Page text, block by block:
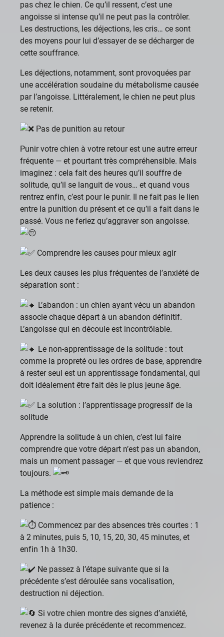
pas chez le chien. Ce qu’il ressent, c’est une
angoisse si intense qu’il ne peut pas la contrôler.
Les destructions, les déjections, les cris… ce sont
des moyens pour lui d’essayer de se décharger de
cette souffrance.
Les déjections, notamment, sont provoquées par
une accélération soudaine du métabolisme causée
par l’angoisse. Littéralement, le chien ne peut plus
se retenir.
Pas de punition au retour
Punir votre chien à votre retour est une autre erreur
fréquente — et pourtant très compréhensible. Mais
imaginez : cela fait des heures qu’il souffre de
solitude, qu’il se languit de vous… et quand vous
rentrez enfin, c’est pour le punir. Il ne fait pas le lien
entre la punition du présent et ce qu’il a fait dans le
passé. Vous ne feriez qu’aggraver son angoisse.
Comprendre les causes pour mieux agir
Les deux causes les plus fréquentes de l’anxiété de
séparation sont :
L’abandon : un chien ayant vécu un abandon
associe chaque départ à un abandon définitif.
L’angoisse qui en découle est incontrôlable.
Le non-apprentissage de la solitude : tout
comme la propreté ou les ordres de base, apprendre
à rester seul est un apprentissage fondamental, qui
doit idéalement être fait dès le plus jeune âge.
La solution : l’apprentissage progressif de la
solitude
Apprendre la solitude à un chien, c’est lui faire
comprendre que votre départ n’est pas un abandon,
mais un moment passager — et que vous reviendrez
toujours.
La méthode est simple mais demande de la
patience :
Commencez par des absences très courtes : 1
à 2 minutes, puis 5, 10, 15, 20, 30, 45 minutes, et
enfin 1h à 1h30.
Ne passez à l’étape suivante que si la
précédente s’est déroulée sans vocalisation,
destruction ni déjection.
Si votre chien montre des signes d’anxiété,
revenez à la durée précédente et recommencez.